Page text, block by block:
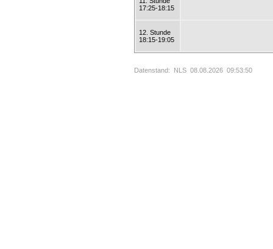
17:25-18:15
12. Stunde
18:15-19:05
Datenstand: NLS 08.08.2026 09:53:50